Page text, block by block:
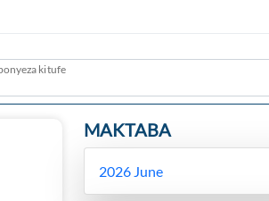
kitufe
MAKTABA
2026 June